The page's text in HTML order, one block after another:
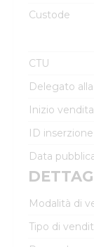
Custode
CTU
Delegato
Inizio vendita
ID
Data
Modalità di
Tipo di